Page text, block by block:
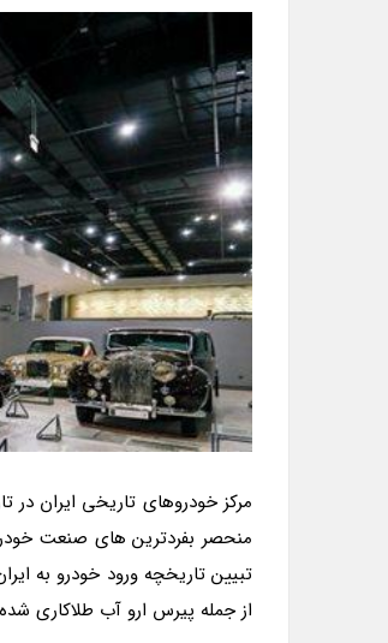
منحصر بفردترین های صنعت
تبیین تاریخچه ورود خودرو به
از جمله پیرس ارو آب طلاکاری